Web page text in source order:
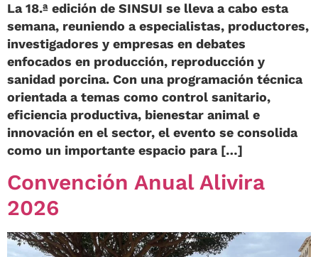
La 18.ª edición de SINSUI se lleva a cabo esta
semana, reuniendo a especialistas, productores,
investigadores y empresas en debates
enfocados en producción, reproducción y
sanidad porcina. Con una programación técnica
orientada a temas como control sanitario,
eficiencia productiva, bienestar animal e
innovación en el sector, el evento se consolida
como un importante espacio para […]
Convención Anual Alivira
2026